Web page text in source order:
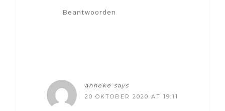
Beantwoorden
anneke says
20 OKTOBER 2020 AT 19:11